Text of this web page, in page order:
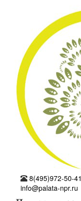
8(495)972-50-41
info@palata-npr.ru